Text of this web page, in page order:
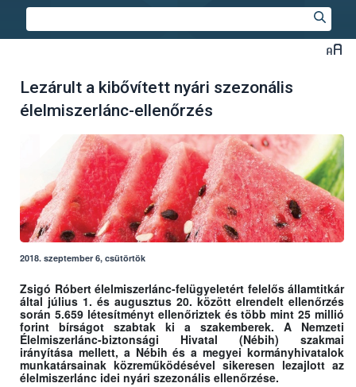
Lezárult a kibővített nyári szezonális
élelmiszerlánc-ellenőrzés
2018. szeptember 6, csütörtök
Zsigó Róbert élelmiszerlánc-felügyeletért felelős államtitkár
által július 1. és augusztus 20. között elrendelt ellenőrzés
során 5.659 létesítményt ellenőriztek és több mint 25 millió
forint bírságot szabtak ki a szakemberek. A Nemzeti
Élelmiszerlánc-biztonsági Hivatal (Nébih) szakmai
irányítása mellett, a Nébih és a megyei kormányhivatalok
munkatársainak közreműködésével sikeresen lezajlott az
élelmiszerlánc idei nyári szezonális ellenőrzése.